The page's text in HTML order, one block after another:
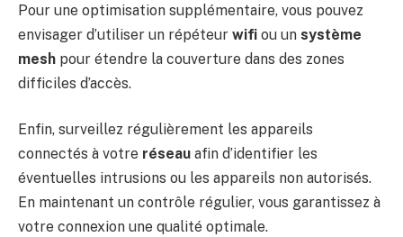
Pour une optimisation supplémentaire, vous pouvez
envisager d’utiliser un répéteur wifi ou un système
mesh pour étendre la couverture dans des zones
difficiles d’accès.
Enfin, surveillez régulièrement les appareils
connectés à votre réseau afin d’identifier les
éventuelles intrusions ou les appareils non autorisés.
En maintenant un contrôle régulier, vous garantissez à
votre connexion une qualité optimale.